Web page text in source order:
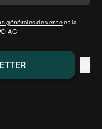
générales de venteet la
AG